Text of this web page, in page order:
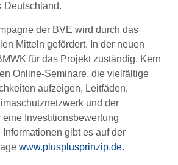
Deutschland.
der BVE wird durch das
Mitteln gefördert. In der neuen
für das Projekt zuständig. Kern
Online-Seminare, die vielfältige
aufzeigen, Leitfäden,
und der
eine Investitionsbewertung
gibt es auf der
www.plusplusprinzip.de.